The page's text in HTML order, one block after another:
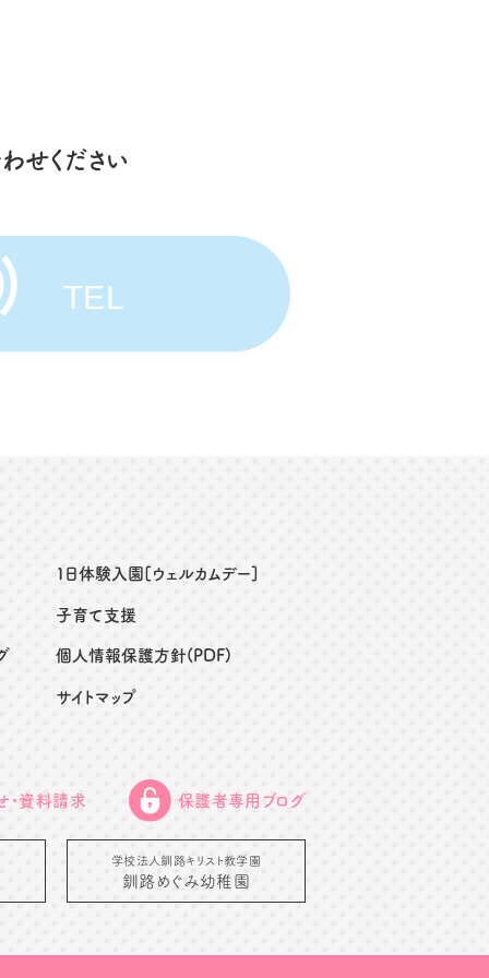
せください
１日体験入園[ウェルカムデー]
子育て支援
個人情報保護方針(PDF)
サイトマップ
・資料請求 保護者専用ブログ
学校法人釧路キリスト教学園
釧路めぐみ幼稚園